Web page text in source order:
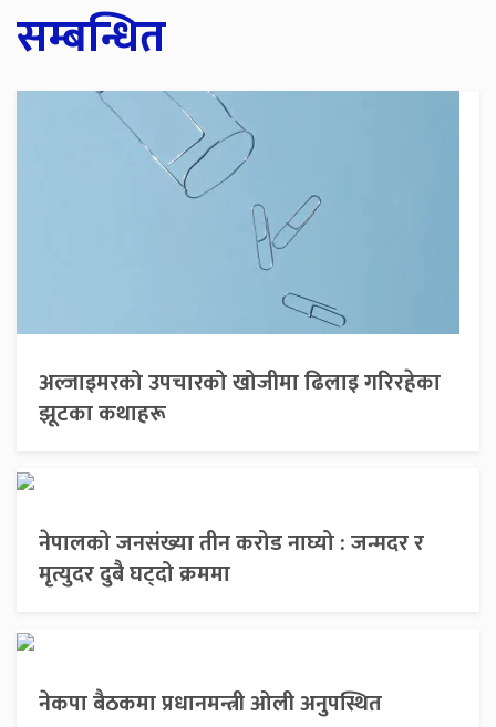
सम्बन्धित
अल्जाइमरको उपचारको खोजीमा ढिलाइ गरिरहेका
झूटका कथाहरू
नेपालको जनसंख्या तीन करोड नाघ्यो : जन्मदर र
मृत्युदर दुबै घट्दो क्रममा
नेकपा बैठकमा प्रधानमन्त्री ओली अनुपस्थित